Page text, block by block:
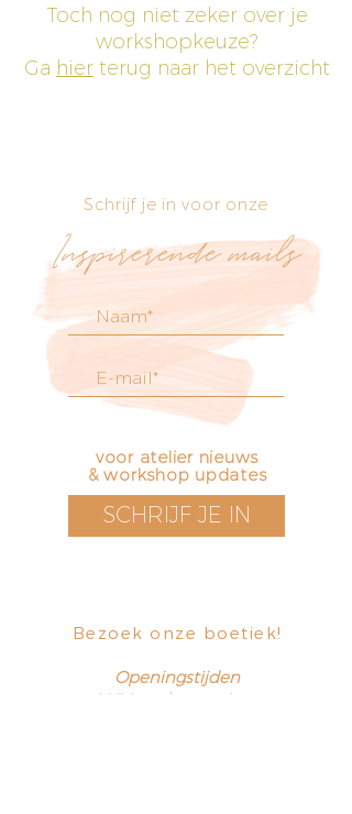
Toch nog niet zeker over je
workshopkeuze?
Ga hier terug naar het overzicht
Schrijf je in voor onze
Inspirerende mails
voor atelier nieuws
& workshop updates
SCHRIJF JE IN
Bezoek onze boetiek​!
Openingstijden
Vrijdag t/m zondag